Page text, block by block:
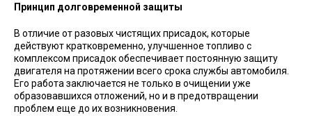
Принцип долговременной защиты
В отличие от разовых чистящих присадок, которые
действуют кратковременно, улучшенное топливо с
комплексом присадок обеспечивает постоянную защиту
двигателя на протяжении всего срока службы автомобиля.
Его работа заключается не только в очищении уже
образовавшихся отложений, но и в предотвращении
проблем еще до их возникновения.